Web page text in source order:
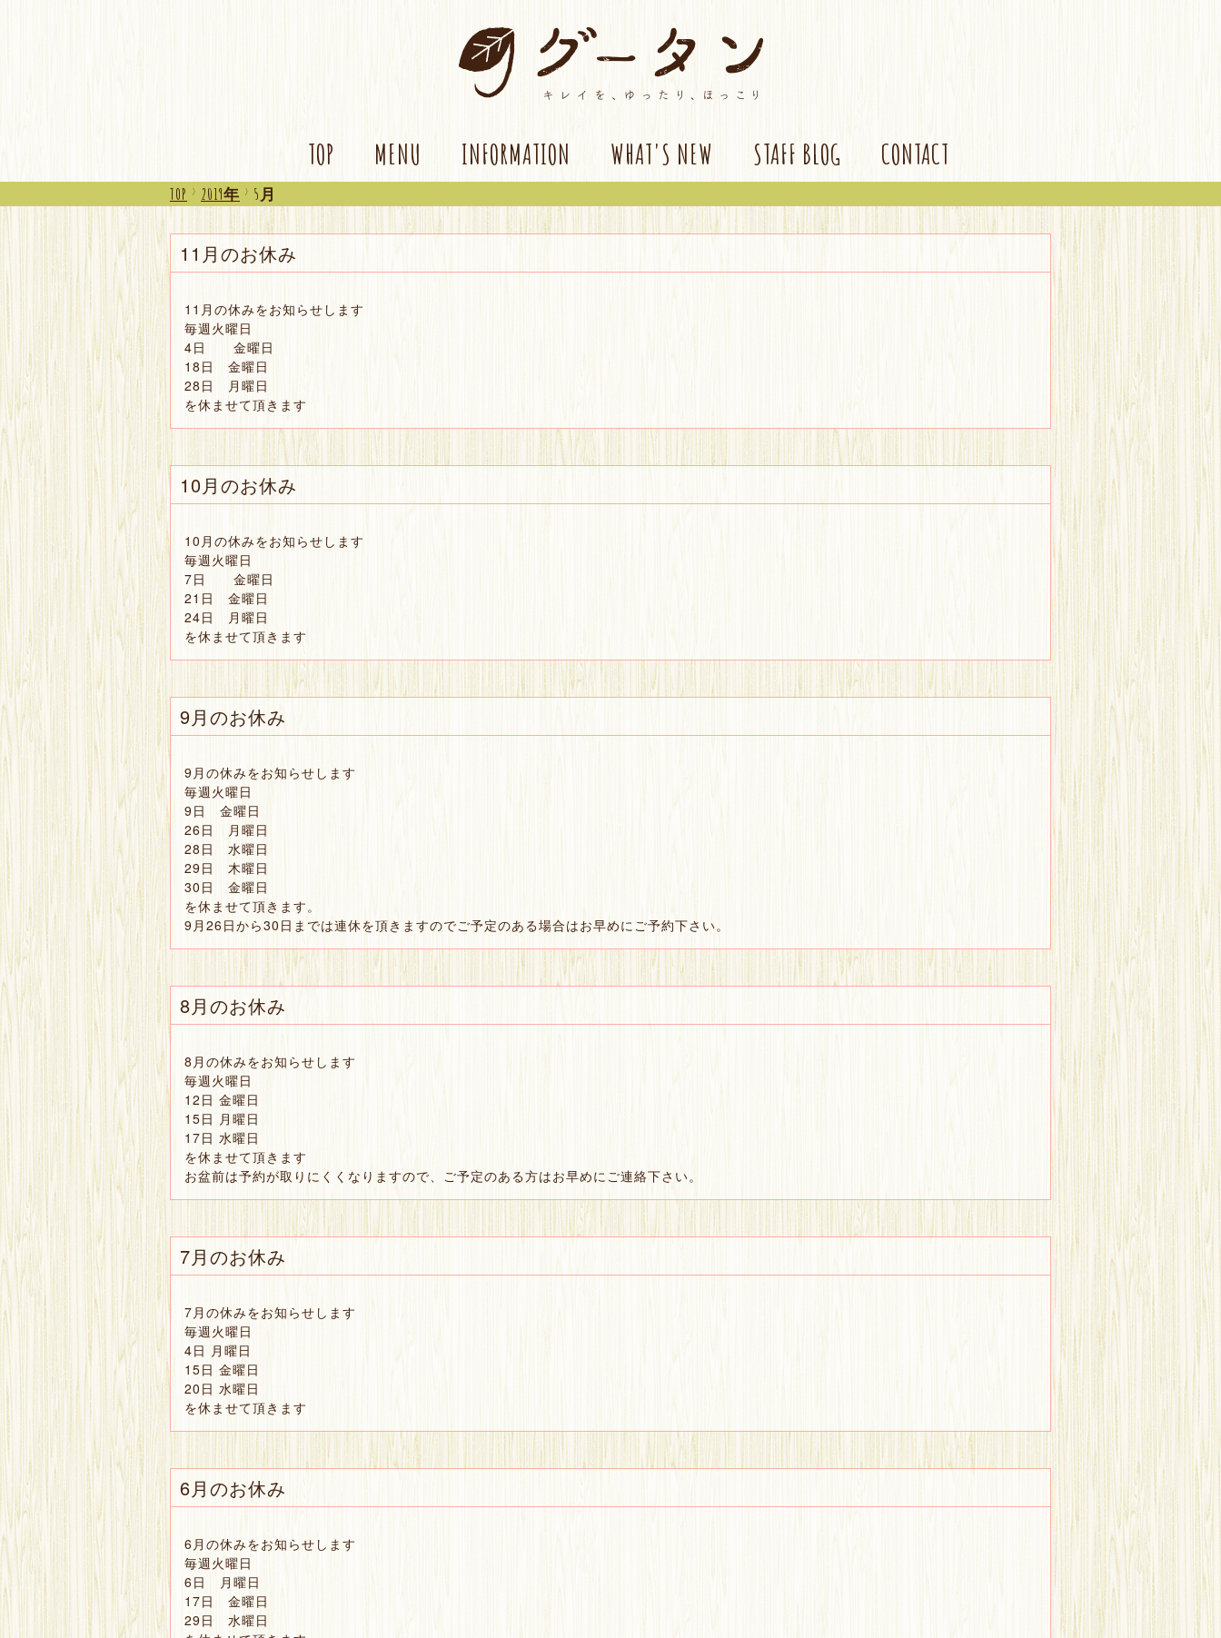
TOP MENU INFORMATION WHAT'S NEW STAFF BLOG CONTACT
TOP > 2019年 > 5月
11月のお休み
11月の休みをお知らせします
毎週火曜日
4日 金曜日
18日 金曜日
28日 月曜日
を休ませて頂きます
10月のお休み
10月の休みをお知らせします
毎週火曜日
7日 金曜日
21日 金曜日
24日 月曜日
を休ませて頂きます
9月のお休み
9月の休みをお知らせします
毎週火曜日
9日 金曜日
26日 月曜日
28日 水曜日
29日 木曜日
30日 金曜日
を休ませて頂きます。
9月26日から30日までは連休を頂きますのでご予定のある場合はお早めにご予約下さい。
8月のお休み
8月の休みをお知らせします
毎週火曜日
12日 金曜日
15日 月曜日
17日 水曜日
を休ませて頂きます
お盆前は予約が取りにくくなりますので、ご予定のある方はお早めにご連絡下さい。
7月のお休み
7月の休みをお知らせします
毎週火曜日
4日 月曜日
15日 金曜日
20日 水曜日
を休ませて頂きます
6月のお休み
6月の休みをお知らせします
毎週火曜日
6日 月曜日
17日 金曜日
29日 水曜日